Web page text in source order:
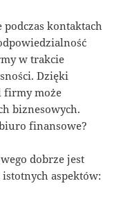
podczas kontaktach
w trakcie
Dzięki
firmy może
biznesowych.
finansowe?
dobrze jest
aspektów: